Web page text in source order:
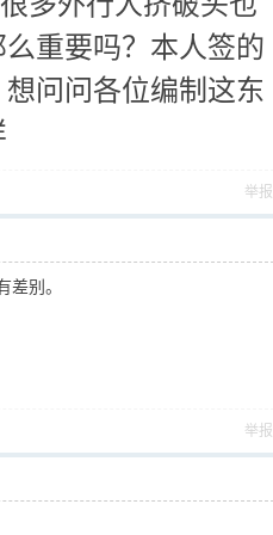
重要吗？本人签的
问问各位编制这东
举报
差别。
举报